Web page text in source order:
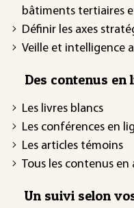
bâtiments tertiaires
Définir les axes
Veille et intelligence
Des contenus en
Les livres blancs
Les conférences en
Les articles témoins
Tous les contenus en
Un suivi selon